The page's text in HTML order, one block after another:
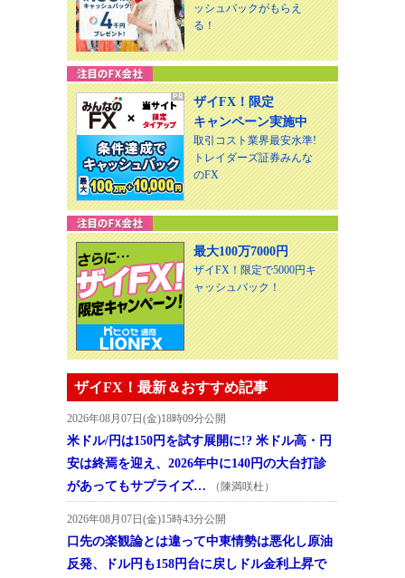
ッシュバックがもらえ
る！
ザイFX！限定
キャンペーン実施中
取引コスト業界最安水準!
トレイダーズ証券みんな
のFX
最大100万7000円
ザイFX！限定で5000円キ
ャッシュバック！
ザイFX！最新＆おすすめ記事
2026年08月07日(金)18時09分公開
米ドル/円は150円を試す展開に!? 米ドル高・円
安は終焉を迎え、2026年中に140円の大台打診
があってもサプライズ…
（陳満咲杜）
2026年08月07日(金)15時43分公開
口先の楽観論とは違って中東情勢は悪化し原油
反発、ドル円も158円台に戻しドル金利上昇で